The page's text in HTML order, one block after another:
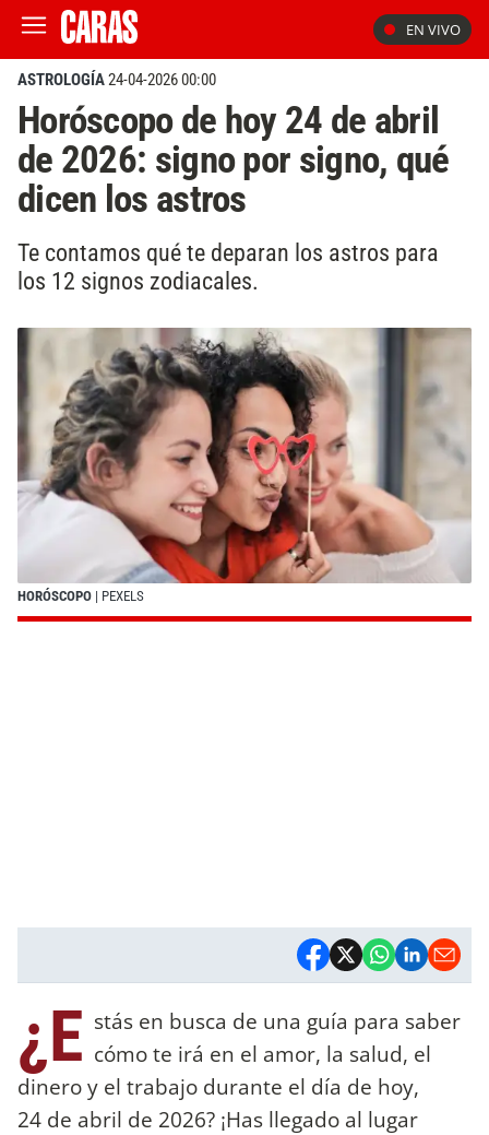
EN VIVO
ASTROLOGÍA24-04-2026 00:00
Horóscopo de hoy 24 de abril
de 2026: signo por signo, qué
dicen los astros
Te contamos qué te deparan los astros para
los 12 signos zodiacales.
HORÓSCOPO | PEXELS
¿E stás en busca de una guía para saber
cómo te irá en el amor, la salud, el
dinero y el trabajo durante el día de hoy,
24 de abril de 2026? ¡Has llegado al lugar